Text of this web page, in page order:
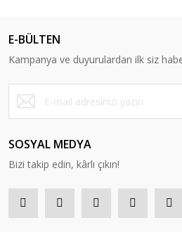
E-BÜLTEN
Kampanya ve duyurulardan ilk siz
SOSYAL MEDYA
Bizi takip edin, kârlı çıkın!